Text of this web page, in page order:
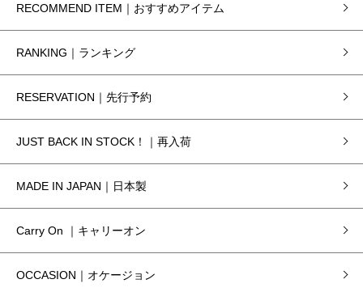
RECOMMEND ITEM｜おすすめアイテム
RANKING｜ランキング
RESERVATION｜先行予約
JUST BACK IN STOCK！｜再入荷
MADE IN JAPAN｜日本製
Carry On ｜キャリーオン
OCCASION｜オケージョン